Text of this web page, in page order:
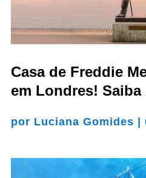
Casa de Freddie
em Londres! Saiba
por Luciana Gomides